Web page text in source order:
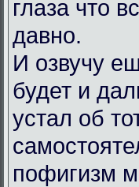
глаза что
давно.
И озвучу
будет и
устал об
пофигизм